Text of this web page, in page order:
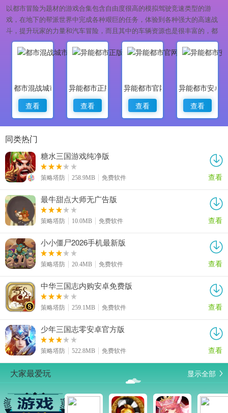
以都市冒险为题材的游戏合集包含自由度很高的模拟驾驶竞速类型的游
戏，在地下的帮派世界中完成各种艰巨的任务，体验到各种强大的高速战
斗，提升玩家的力量和汽车冒险，而且其中的车辆资源也是很丰富的，都
是能够有着不同的体验的哦，感兴趣的就来吧。
都市混战城市竞速
查看
异能都市正版
查看
异能都市官网版
查看
异能都市安卓
查看
同类热门
糖水三国游戏纯净版
策略塔防 258.9MB 免费软件 查看
最牛甜点大师无广告版
策略塔防 10.0MB 免费软件 查看
小小僵尸2026手机最新版
策略塔防 20.4MB 免费软件 查看
中华三国志内购安卓免费版
策略塔防 259.1MB 免费软件 查看
少年三国志零安卓官方版
策略塔防 522.8MB 免费软件 查看
大家最爱玩 显示全部